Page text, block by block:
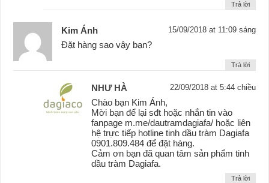
Trả lời
Kim Ánh 15/09/2018 at 11:09 sáng
Đặt hàng sao vậy bạn?
Trả lời
NHƯ HÀ 22/09/2018 at 5:44 chiều
Chào bạn Kim Ánh,
Mời bạn để lại sđt hoặc nhắn tin vào
fanpage m.me/dautramdagiafa/ hoặc liên
hệ trực tiếp hotline tinh dầu tràm Dagiafa
0901.809.484 để đặt hàng.
Cảm ơn bạn đã quan tâm sản phẩm tinh
dầu tràm Dagiafa.
Trả lời